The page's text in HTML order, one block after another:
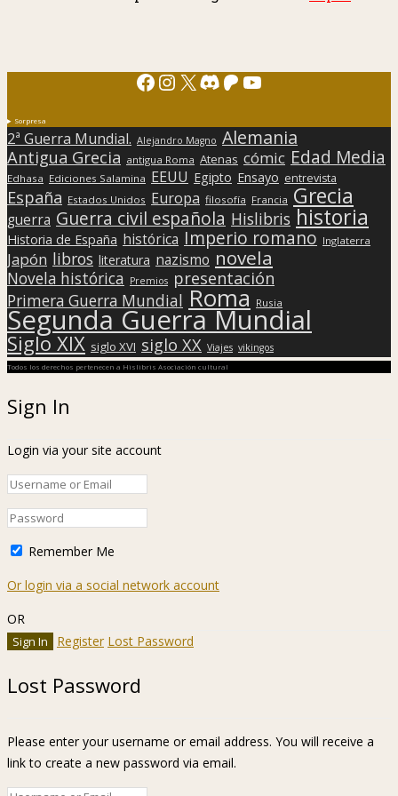
Facebook
Instagram
X Discord
Patreon
YouTube
Sorpresa
2ª Guerra Mundial. Alejandro Magno Alemania
Antigua Grecia antigua Roma Atenas cómic Edad Media
Edhasa Ediciones Salamina EEUU Egipto Ensayo entrevista
España Estados Unidos Europa filosofía Francia Grecia
guerra Guerra civil española Hislibris historia
Historia de España histórica Imperio romano Inglaterra
Japón libros literatura nazismo novela
Novela histórica Premios presentación
Primera Guerra Mundial Roma Rusia
Segunda Guerra Mundial
Siglo XIX siglo XVI siglo XX Viajes vikingos
Todos los derechos pertenecen a Hislibris Asociación cultural
Sign In
Login via your site account
Remember Me
Or login via a social network account
OR
Register Lost Password
Lost Password
Please enter your username or email address. You will receive a
link to create a new password via email.